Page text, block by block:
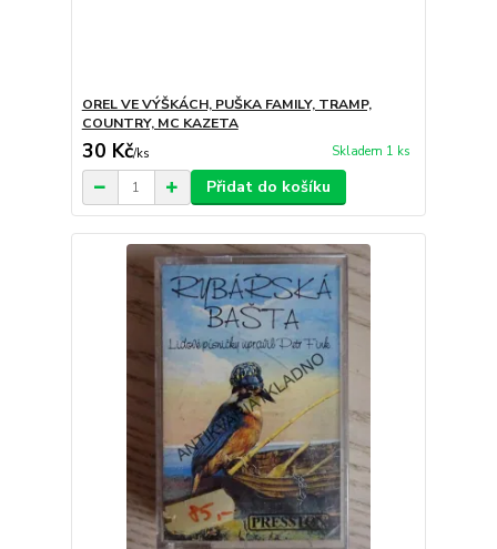
OREL VE VÝŠKÁCH, PUŠKA FAMILY, TRAMP,
COUNTRY, MC KAZETA
30 Kč/ks Skladem 1 ks
Přidat do košíku